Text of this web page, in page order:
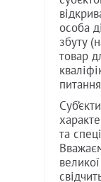
особа
збуту
товар
та